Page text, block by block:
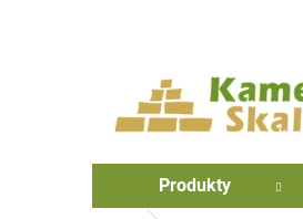
Produkty